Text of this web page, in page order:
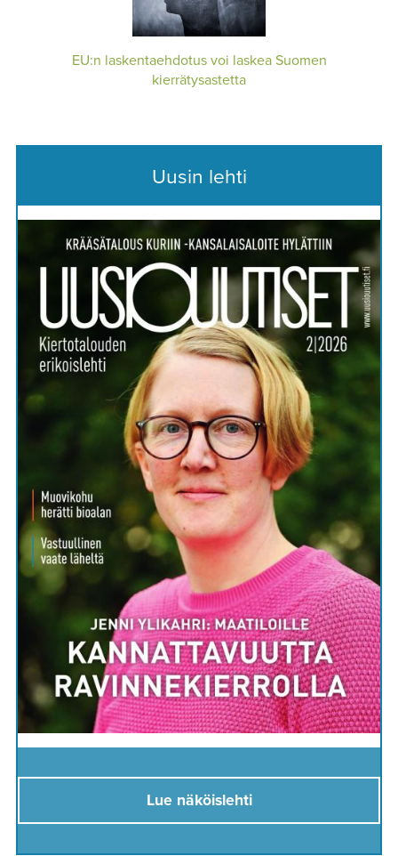
EU:n laskentaehdotus voi laskea Suomen
kierrätysastetta
Uusin lehti
Lue näköislehti